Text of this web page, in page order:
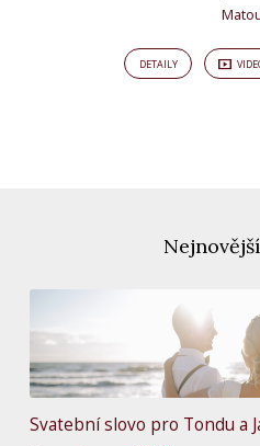
DETAILY
Svatební slovo pro Tondu a